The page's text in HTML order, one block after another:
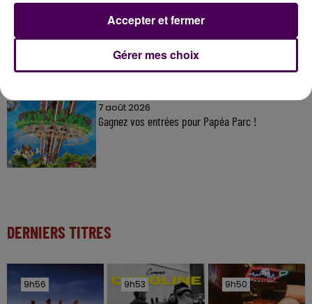
11 juillet 2026
Inscrivez-vous au casting The Voice & The Voice
7 août 2026
Gagnez vos entrées pour Papéa Parc !
DERNIERS TITRES
9h56
9h56 9h53
9h53 9h50
9h50
Gérer mes choix
Accepter et fermer